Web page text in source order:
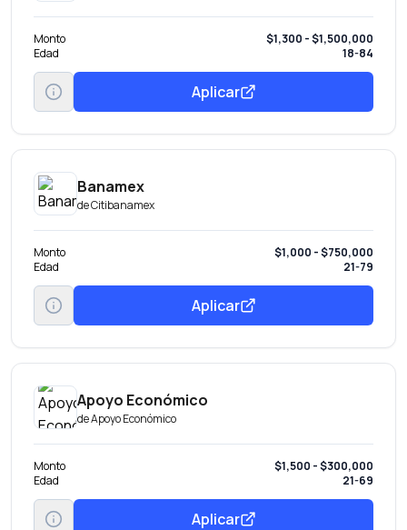
Monto
$1,300 - $1,500,000
Edad
18-84
Aplicar
Banamex
deCitibanamex
Monto
$1,000 - $750,000
Edad
21-79
Aplicar
Apoyo Económico
deApoyo Económico
Monto
$1,500 - $300,000
Edad
21-69
Aplicar